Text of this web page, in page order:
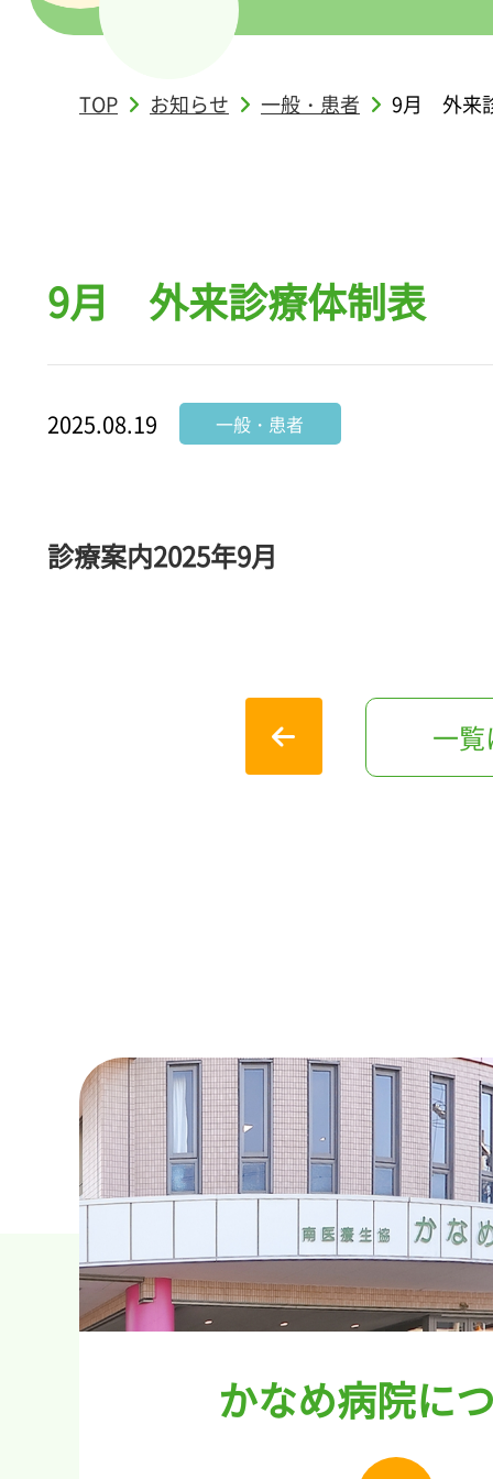
TOP お知らせ 一般・患者 9月 外来
9月 外来診療体制表
2025.08.19 一般・患者
診療案内2025年9月
一
かなめ病院に